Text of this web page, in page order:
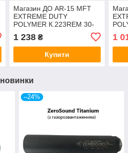
Магазин ДО AR-15 MFT
EXTREME DUTY
POLYMER К.223REM 30-
1 238₴
Купити
1
новинки
–24%